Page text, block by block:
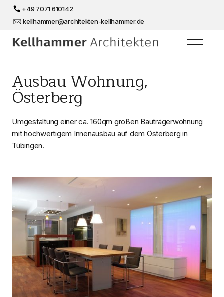
+49 7071 610142
kellhammer@architekten-kellhammer.de
Ausbau Wohnung,
Österberg
Umgestaltung einer ca. 160qm großen Bauträgerwohnung
mit hochwertigem Innenausbau auf dem Österberg in
Tübingen.